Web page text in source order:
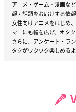
アニメ・ゲーム・漫画な
報・話題をお届けする情
女性向けアニメをはじめ
マーにも幅を広げ、オタ
さらに、アンケート・ラ
タクがワクワク楽しめる